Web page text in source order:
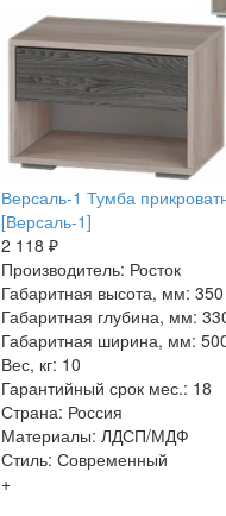
Версаль-1 Тумба
[Версаль-1]
2 118 ₽
Производитель: Росток
Габаритная высота, мм: 350
Габаритная глубина, мм:
Габаритная ширина, мм:
Вес, кг: 10
Гарантийный срок мес.: 18
Страна: Россия
Материалы: ЛДСП/МДФ
Стиль: Современный
+